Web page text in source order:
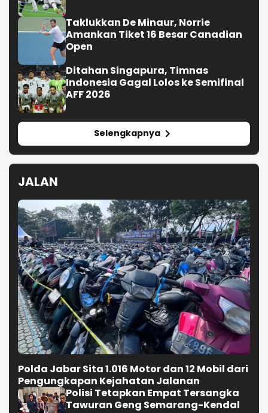
Taklukkan De Minaur, Norrie
Amankan Tiket 16 Besar Canadian
Open
Ditahan Singapura, Timnas
Indonesia Gagal Lolos ke Semifinal
AFF 2026
Selengkapnya
JALAN
Polda Jabar Sita 1.016 Motor dan 12 Mobil dari
Pengungkapan Kejahatan Jalanan
Polisi Tetapkan Empat Tersangka
Tawuran Geng Semarang-Kendal